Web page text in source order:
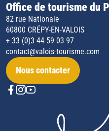
Office de tourisme du
82 rue Nationale
60800 CRÉPY-EN-VALOIS
+ 33 (0)3 44 59 03 97
contact@valois-tourisme.com
Nous contacter